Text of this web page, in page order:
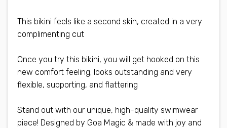
This bikini feels like a second skin, created in a very
complimenting cut
Once you try this bikini, you will get hooked on this
new comfort feeling; looks outstanding and very
flexible, supporting, and flattering
Stand out with our unique, high-quality swimwear
piece! Designed by Goa Magic & made with joy and